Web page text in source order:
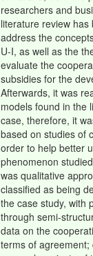
researchers and
literature review
address the
U-I, as well as the
evaluate the
subsidies for the
Afterwards, it was
models found in the
case, therefore, it
based on studies of
order to help better
phenomenon
was qualitative
classified as being
the case study, with
through semi-
data on the
terms of